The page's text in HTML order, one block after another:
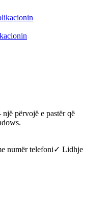
përvojë e pastër që
numër telefoni✓ Lidhje